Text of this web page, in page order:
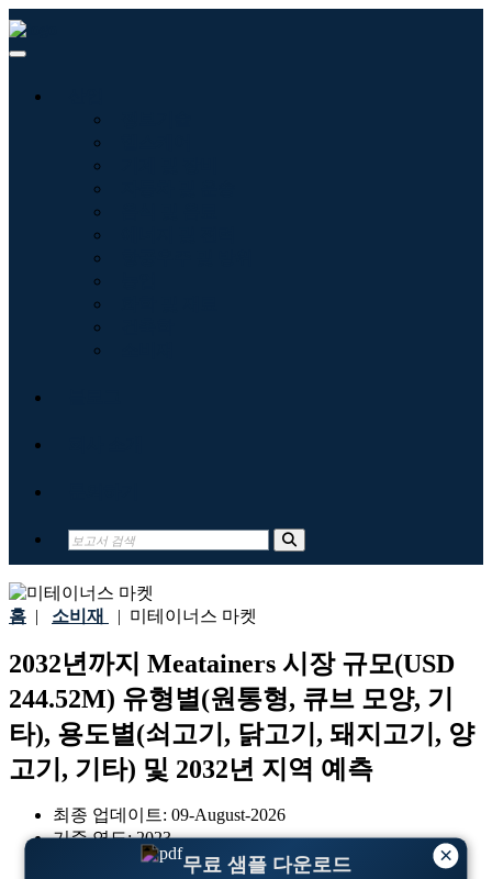
홈 | 소비재 | 미테이너스 마켓
2032년까지 Meatainers 시장 규모(USD
244.52M) 유형별(원통형, 큐브 모양, 기
타), 용도별(쇠고기, 닭고기, 돼지고기, 양
고기, 기타) 및 2032년 지역 예측
최종 업데이트: 09-August-2026
기준 연도:2023
과거 데이터:2019-2022 ×
무료 샘플 다운로드